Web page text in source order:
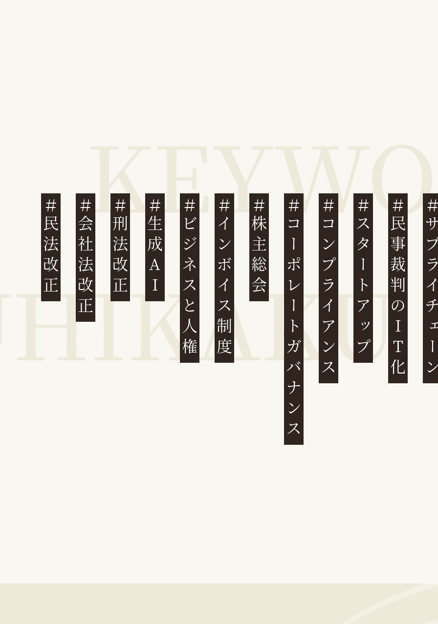
民法改正 会社法改正 刑法改正 生成AI ビジネスと人権インボイス制度 株主総会 コーポレートガバナンスコンプライアンススタートアップ民事裁判のIT化サプラ